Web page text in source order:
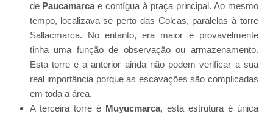
de Paucamarcae contígua à praça principal. Ao mesmo
tempo, localizava-se perto das Colcas, paralelas à torre
Sallacmarca. No entanto, era maior e provavelmente
tinha uma função de observação ou armazenamento.
Esta torre e a anterior ainda não podem verificar a sua
real importância porque as escavações são complicadas
em toda a área.
A terceira torre é Muyucmarca, esta estrutura é única